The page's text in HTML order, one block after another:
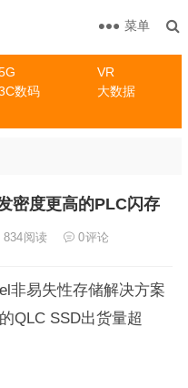
VR
数码
大数据
菜单
密度更高的PLC闪存
834阅读 0评论
非易失性存储解决方案
QLC SSD出货量超